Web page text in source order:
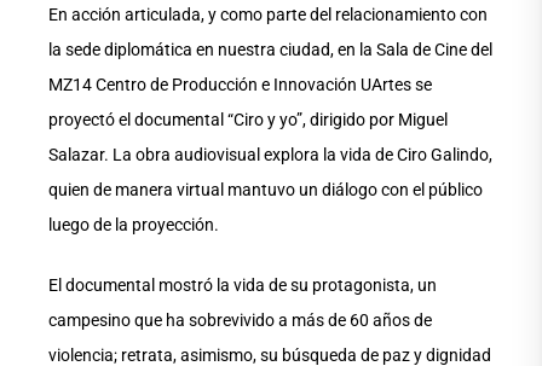
En acción articulada, y como parte del relacionamiento con
la sede diplomática en nuestra ciudad, en la Sala de Cine del
MZ14 Centro de Producción e Innovación UArtes se
proyectó el documental “Ciro y yo”, dirigido por Miguel
Salazar. La obra audiovisual explora la vida de Ciro Galindo,
quien de manera virtual mantuvo un diálogo con el público
luego de la proyección.
El documental mostró la vida de su protagonista, un
campesino que ha sobrevivido a más de 60 años de
violencia; retrata, asimismo, su búsqueda de paz y dignidad